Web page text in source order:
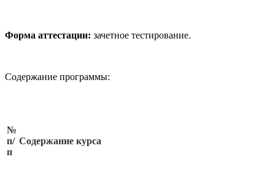
Форма аттестации: зачетное тестирование.
Содержание программы:
№
п/
п
Содержание курса